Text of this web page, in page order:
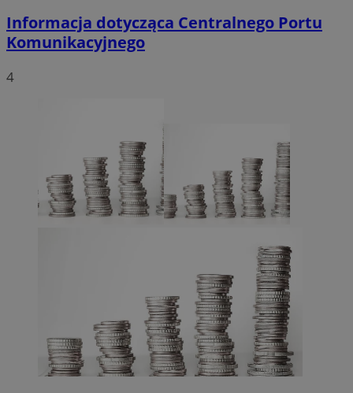
Informacja dotycząca Centralnego Portu
Komunikacyjnego
4